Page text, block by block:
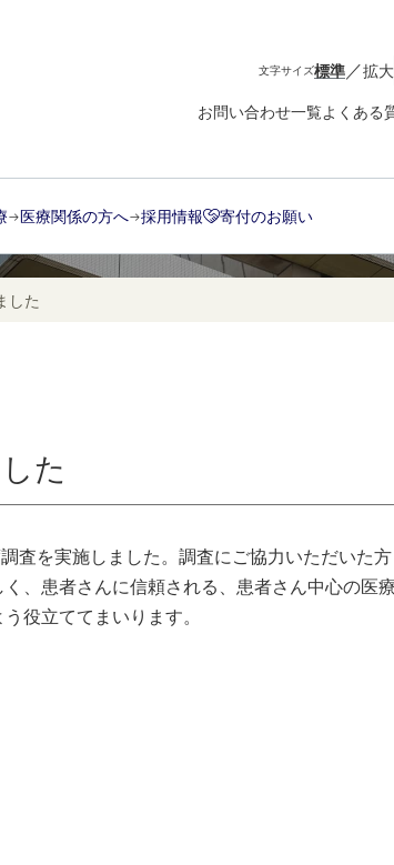
文字サイズ標準／拡大
お問い合わせ一覧よくある
医療関係の方へ 採用情報 寄付のお願い
した
た
を実施しました。調査にご協力いただいた方
、患者さんに信頼される、患者さん中心の医
役立ててまいります。